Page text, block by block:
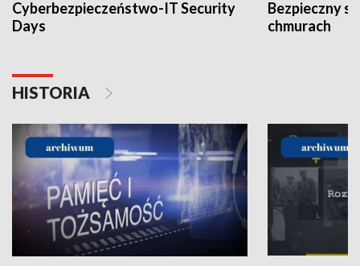
Cyberbezpieczeństwo-IT Security
Days
Bezpieczny
chmurach
HISTORIA